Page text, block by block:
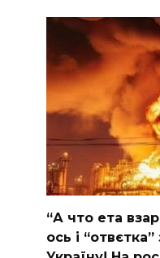
“А что ета
ось і